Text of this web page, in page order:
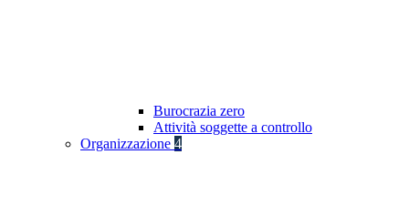
Burocrazia zero
Attività soggette a controllo
Organizzazione 4